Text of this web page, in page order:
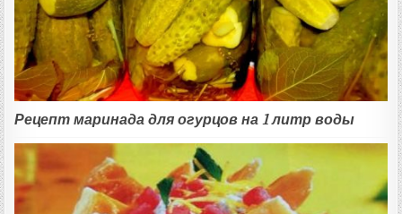
Рецепт маринада для огурцов на 1 литр воды